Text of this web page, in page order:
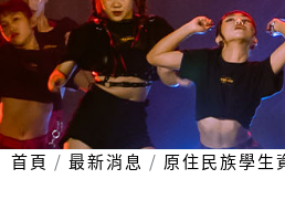
首頁 最新消息 原住民族學生